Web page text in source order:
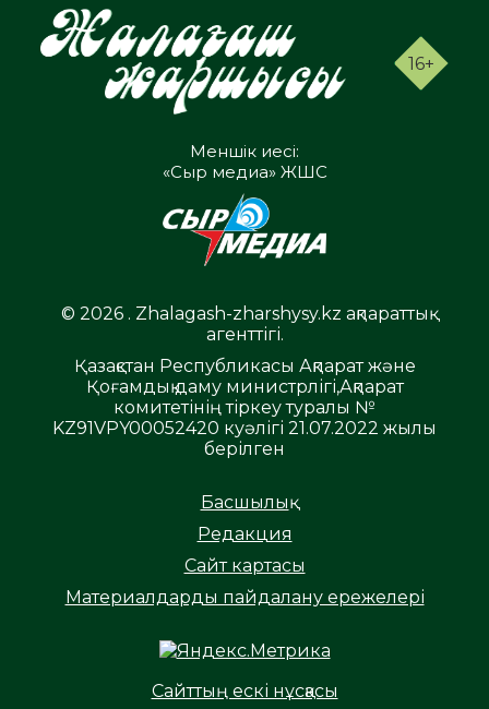
16+
Меншік иесі:
«Сыр медиа» ЖШС
© 2026 . Zhalagash-zharshysy.kz ақпараттық
агенттігі.
Қазақстан Республикасы Ақпарат және
Қоғамдық даму министрлігі,Ақпарат
комитетінің тіркеу туралы №
KZ91VPY00052420 куәлігі 21.07.2022 жылы
берілген
Басшылық
Редакция
Сайт картасы
Материалдарды пайдалану ережелері
Сайттың ескі нұсқасы